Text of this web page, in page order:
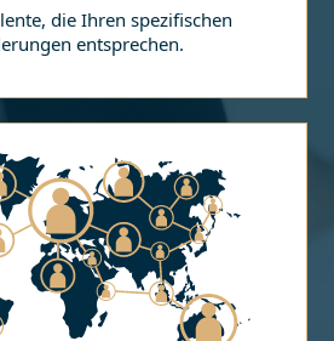
die Ihren spezifischen
entsprechen.